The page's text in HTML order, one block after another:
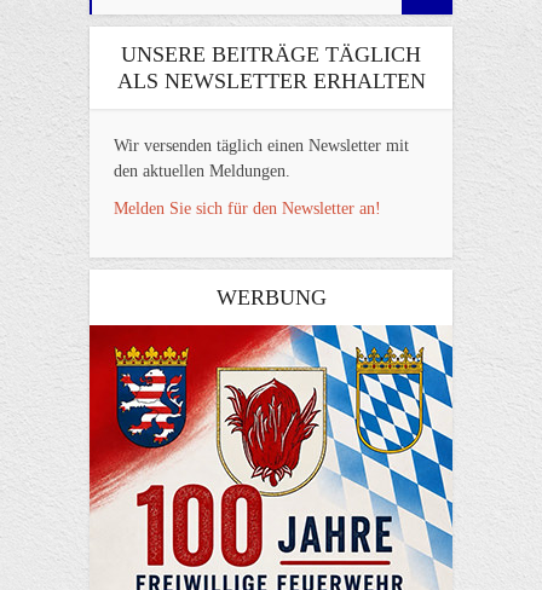
UNSERE BEITRÄGE TÄGLICH
ALS NEWSLETTER ERHALTEN
Wir versenden täglich einen Newsletter mit
den aktuellen Meldungen.
Melden Sie sich für den Newsletter an!
WERBUNG